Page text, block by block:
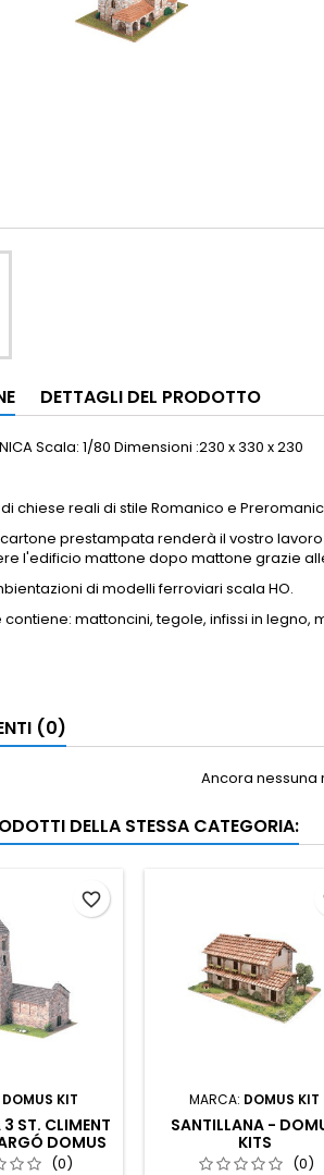
DETTAGLI DEL PRODOTTO
Scala: 1/80 Dimensioni :230 x 330 x 230
chiese reali di stile Romanico e
cartone prestampata renderà il vostro
l'edificio mattone dopo mattone grazie
di modelli ferroviari scala HO.
contiene: mattoncini, tegole, infissi in
(0)
Ancora nessuna
DELLA STESSA CATEGORIA:
DOMUS KIT
ST. CLIMENT
DOMUS
KIT
(0)
favorite_border
MARCA: DOMUS KIT
SANTILLANA -
KITS
(0)